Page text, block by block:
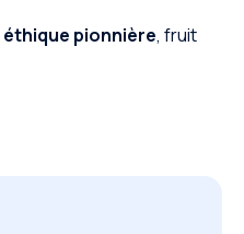
éthique pionnière, fruit